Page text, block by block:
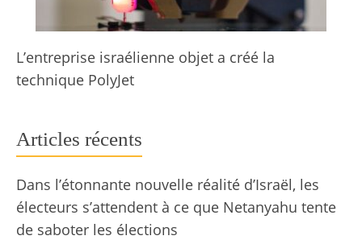
L’entreprise israélienne objet a créé la
technique PolyJet
Articles récents
Dans l’étonnante nouvelle réalité d’Israël, les
électeurs s’attendent à ce que Netanyahu tente
de saboter les élections